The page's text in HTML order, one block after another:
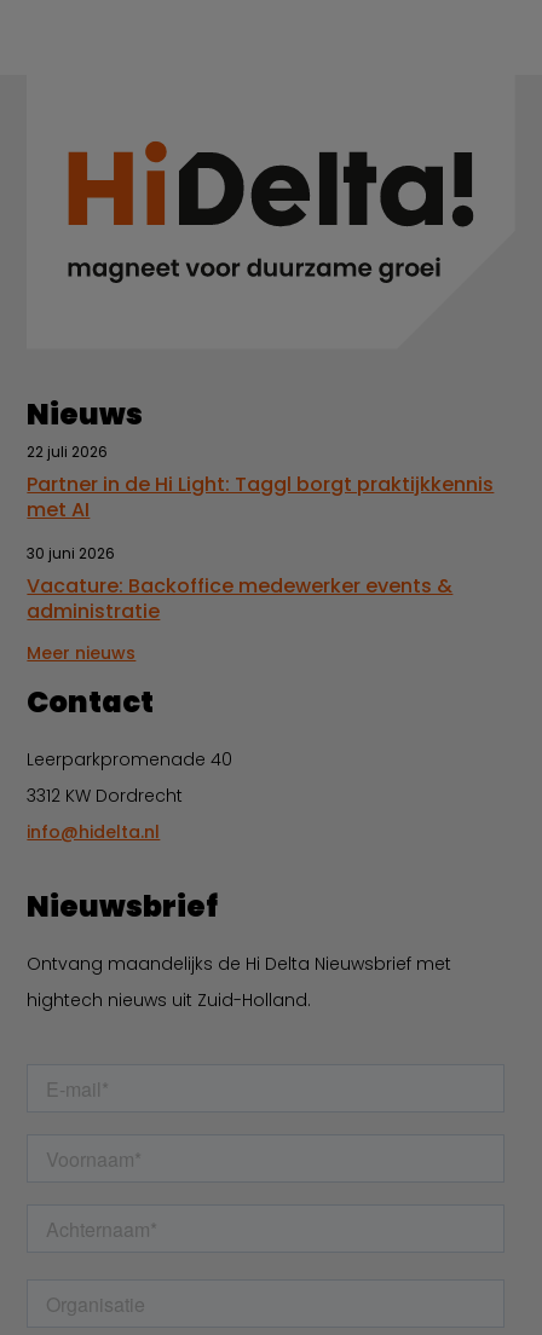
Nieuws
22 juli 2026
Partner in de Hi Light: Taggl borgt praktijkkennis
met AI
30 juni 2026
Vacature: Backoffice medewerker events &
administratie
Meer nieuws
Contact
Leerparkpromenade 40
3312 KW Dordrecht
info@hidelta.nl
Nieuwsbrief
Ontvang maandelijks de Hi Delta Nieuwsbrief met
hightech nieuws uit Zuid-Holland.